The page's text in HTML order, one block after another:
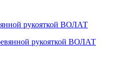
рукояткой ВОЛАТ